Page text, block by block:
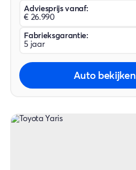
Adviesprijs vanaf:
€ 26.990
Fabrieksgarantie:
5 jaar
Auto bekijken